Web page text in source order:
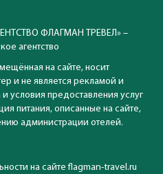
ФЛАГМАН ТРЕВЕЛ» –
агентство
на сайте, носит
и не является рекламой и
условия предоставления услуг
питания, описанные на сайте,
администрации отелей.
на сайте flagman-travel.ru